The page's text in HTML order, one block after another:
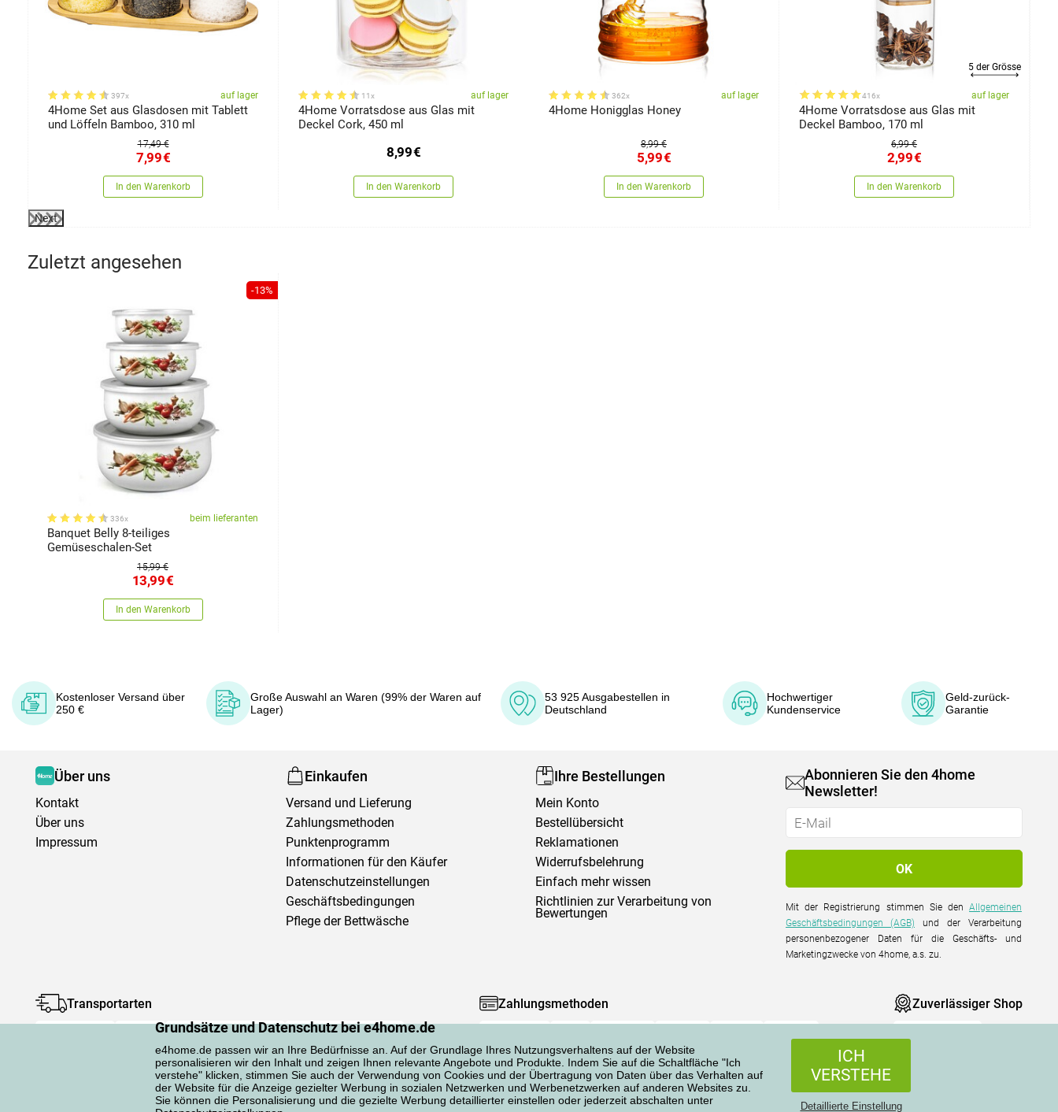
Grundsätze und Datenschutz bei e4home.de
e4home.de passen wir an Ihre Bedürfnisse an. Auf der Grundlage Ihres Nutzungsverhaltens auf der Website
personalisieren wir den Inhalt und zeigen Ihnen relevante Angebote und Produkte. Indem Sie auf die Schaltfläche "Ich
verstehe" klicken, stimmen Sie auch der Verwendung von Cookies und der Übertragung von Daten über das Verhalten auf
der Website für die Anzeige gezielter Werbung in sozialen Netzwerken und Werbenetzwerken auf anderen Websites zu.
Sie können die Personalisierung und die gezielte Werbung detaillierter einstellen oder jederzeit abschalten unter
ICH
VERSTEHE
Detaillierte Einstellung
397x auf lager
4Home Set aus Glasdosen mit Tablett
und Löffeln Bamboo, 310 ml
17,49 €
7,99€
In den Warenkorb
11x auf lager
4Home Vorratsdose aus Glas mit
Deckel Cork, 450 ml
8,99€
In den Warenkorb
362x auf lager
4Home Honigglas Honey
8,99 €
5,99€
In den Warenkorb
5 der Grösse
416x auf lager
4Home Vorratsdose aus Glas mit
Deckel Bamboo, 170 ml
6,99 €
2,99€
In den Warenkorb
Next
Zuletzt angesehen
-13%
336x beim lieferanten
Banquet Belly 8-teiliges
Gemüseschalen-Set
15,99 €
13,99€
In den Warenkorb
Kostenloser Versand über
250 €
Große Auswahl an Waren (99% der Waren auf
Lager)
53 925 Ausgabestellen in
Deutschland
Hochwertiger
Kundenservice
Geld-zurück-
Garantie
Über uns
Kontakt
Über uns
Impressum
Einkaufen
Versand und Lieferung
Zahlungsmethoden
Punktenprogramm
Informationen für den Käufer
Datenschutzeinstellungen
Geschäftsbedingungen
Pflege der Bettwäsche
Ihre Bestellungen
Mein Konto
Bestellübersicht
Reklamationen
Widerrufsbelehrung
Einfach mehr wissen
Richtlinien zur Verarbeitung von
Bewertungen
Abonnieren Sie den 4home
Newsletter!
Mit der Registrierung stimmen Sie denAllgemeinen
Geschäftsbedingungen (AGB) und der Verarbeitung
personenbezogener Daten für die Geschäfts- und
Marketingzwecke von 4home, a.s. zu.
Transportarten Zahlungsmethoden Zuverlässiger Shop
Datenschutzerklärung Alle Rechte vorbehalten © 2004-2026 4home, a.s.